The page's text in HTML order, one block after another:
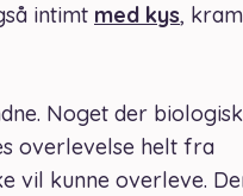
intimt med kys,
Noget der
overlevelse helt fra
vil kunne overleve.